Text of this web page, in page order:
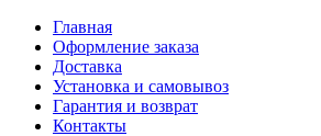
Главная
Оформление заказа
Доставка
Установка и самовывоз
Гарантия и возврат
Контакты